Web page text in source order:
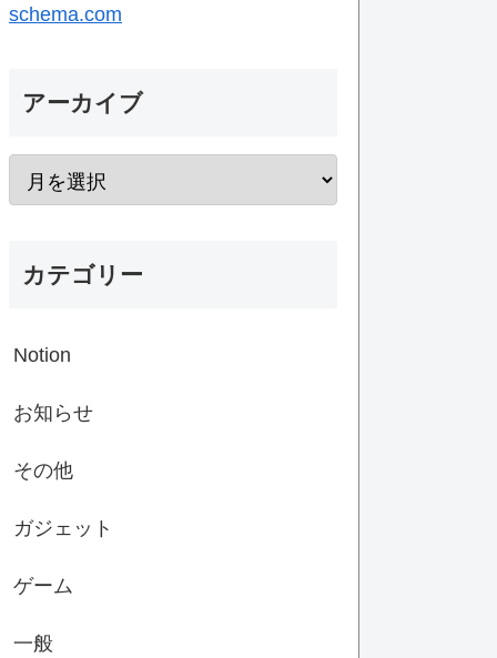
schema.com
アーカイブ
カテゴリー
Notion
お知らせ
その他
ガジェット
ゲーム
一般